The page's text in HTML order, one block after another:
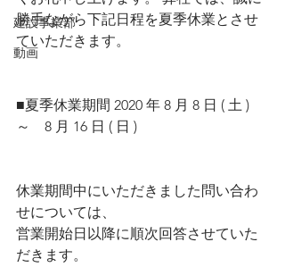
建設事業部
動画
勝手ながら下記日程を夏季休業とさせ
ていただきます。
■夏季休業期間 2020 年 8 月 8 日 ( 土 )
～　8 月 16 日 ( 日 )
休業期間中にいただきました問い合わ
せについては、
営業開始日以降に順次回答させていた
だきます。